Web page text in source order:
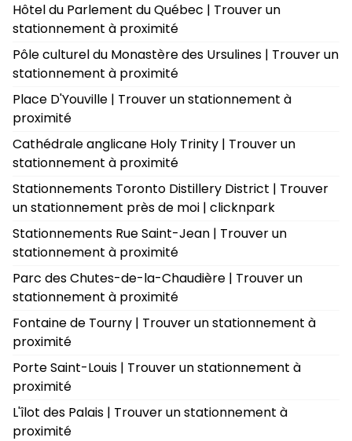
Hôtel du Parlement du Québec | Trouver un
stationnement à proximité
Pôle culturel du Monastère des Ursulines | Trouver un
stationnement à proximité
Place D'Youville | Trouver un stationnement à
proximité
Cathédrale anglicane Holy Trinity | Trouver un
stationnement à proximité
Stationnements Toronto Distillery District | Trouver
un stationnement près de moi | clicknpark
Stationnements Rue Saint-Jean | Trouver un
stationnement à proximité
Parc des Chutes-de-la-Chaudière | Trouver un
stationnement à proximité
Fontaine de Tourny | Trouver un stationnement à
proximité
Porte Saint-Louis | Trouver un stationnement à
proximité
L'îlot des Palais | Trouver un stationnement à
proximité